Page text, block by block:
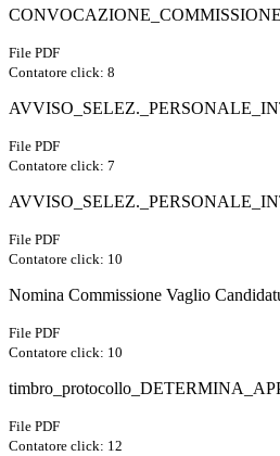
File PDF
Contatore click: 8
File PDF
Contatore click: 7
File PDF
Contatore click: 10
Nomina Commissione Vaglio
File PDF
Contatore click: 10
File PDF
Contatore click: 12